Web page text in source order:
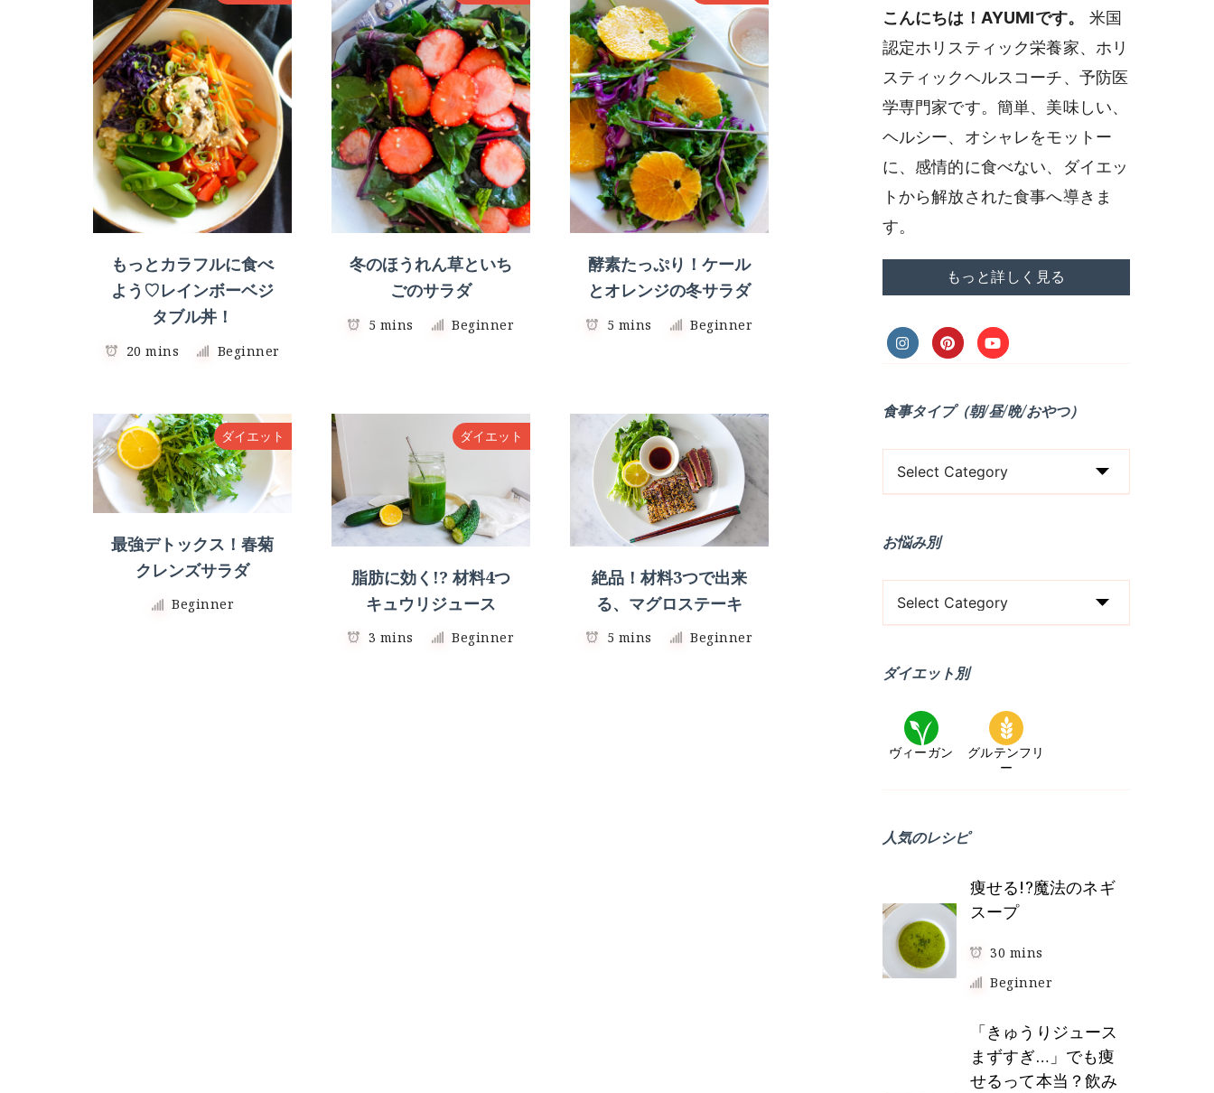
もっとカラフルに食べ
よう♡レインボーベジ
タブル丼！
20 mins Beginner
冬のほうれん草といち
ごのサラダ
5 mins Beginner
酵素たっぷり！ケール
とオレンジの冬サラダ
5 mins Beginner
ダイエット
最強デトックス！春菊
クレンズサラダ
Beginner
ダイエット
脂肪に効く!? 材料4つ
キュウリジュース
3 mins Beginner
絶品！材料3つで出来
る、マグロステーキ
5 mins Beginner
こんにちは！AYUMIです。
米国
認定ホリスティック栄養家、ホリ
スティックヘルスコーチ、予防医
学専門家です。簡単、美味しい、
ヘルシー、オシャレをモットー
に、感情的に食べない、ダイエッ
トから解放された食事へ導きま
す。
もっと詳しく見る
食事タイプ（朝/昼/晩/おやつ）
事
イ
プ
/
晩
や
）
お悩み別
悩
別
ダイエット別
ヴィーガン
グルテンフリ
ー
人気のレシピ
痩せる!?魔法のネギ
スープ
30 mins
Beginner
「きゅうりジュース
まずすぎ…」でも痩
せるって本当？飲み